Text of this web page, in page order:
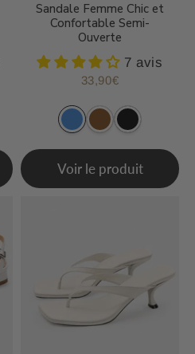
Sandale Femme Chic et
Confortable Semi-
Ouverte
7 avis
Prix
33,90€
Voir le produit